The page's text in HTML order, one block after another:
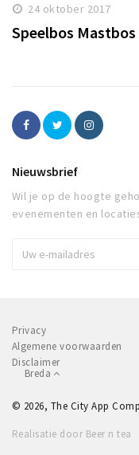
24 oktober 2017
Speelbos Mastbos
Nieuwsbrief
Wil je op de hoogte
evenementen en
Privacy
Algemene voorwaarden
Disclaimer
Breda
© 2026, The City App
Realisatie door Beer n tea